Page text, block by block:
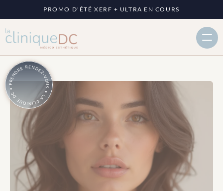
PROMO D'ÉTÉ XERF + ULTRA EN COURS
PRENDRE RENDEZ-VOUS • LA CLINIQUE DC •